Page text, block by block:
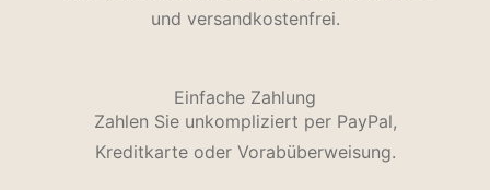
und versandkostenfrei.
Einfache Zahlung
Zahlen Sie unkompliziert per PayPal,
Kreditkarte oder Vorabüberweisung.